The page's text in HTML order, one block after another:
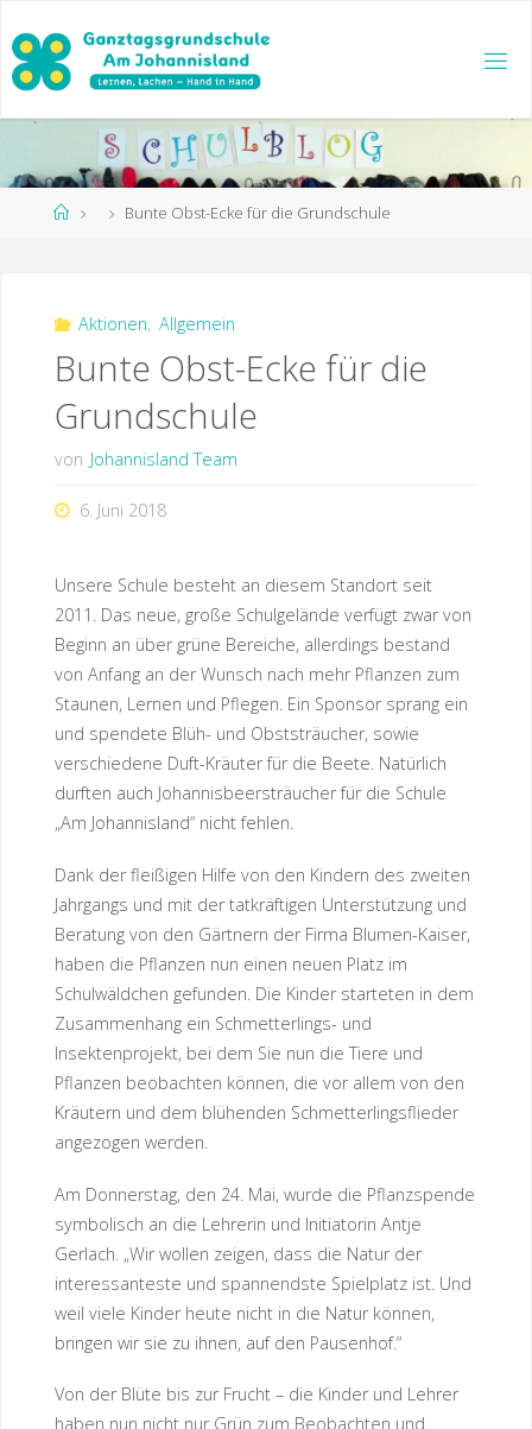
Inhalt
springen
Start Bunte Obst-Ecke für die Grundschule
Aktionen, Allgemein
Bunte Obst-Ecke für die
Grundschule
von Johannisland Team
6. Juni 2018
Unsere Schule besteht an diesem Standort seit
2011. Das neue, große Schulgelände verfügt zwar von
Beginn an über grüne Bereiche, allerdings bestand
von Anfang an der Wunsch nach mehr Pflanzen zum
Staunen, Lernen und Pflegen. Ein Sponsor sprang ein
und spendete Blüh- und Obststräucher, sowie
verschiedene Duft-Kräuter für die Beete. Natürlich
durften auch Johannisbeersträucher für die Schule
„Am Johannisland“ nicht fehlen.
Dank der fleißigen Hilfe von den Kindern des zweiten
Jahrgangs und mit der tatkräftigen Unterstützung und
Beratung von den Gärtnern der Firma Blumen-Kaiser,
haben die Pflanzen nun einen neuen Platz im
Schulwäldchen gefunden. Die Kinder starteten in dem
Zusammenhang ein Schmetterlings- und
Insektenprojekt, bei dem Sie nun die Tiere und
Pflanzen beobachten können, die vor allem von den
Kräutern und dem blühenden Schmetterlingsflieder
angezogen werden.
Am Donnerstag, den 24. Mai, wurde die Pflanzspende
symbolisch an die Lehrerin und Initiatorin Antje
Gerlach. „Wir wollen zeigen, dass die Natur der
interessanteste und spannendste Spielplatz ist. Und
weil viele Kinder heute nicht in die Natur können,
bringen wir sie zu ihnen, auf den Pausenhof.“
Von der Blüte bis zur Frucht – die Kinder und Lehrer
haben nun nicht nur Grün zum Beobachten und